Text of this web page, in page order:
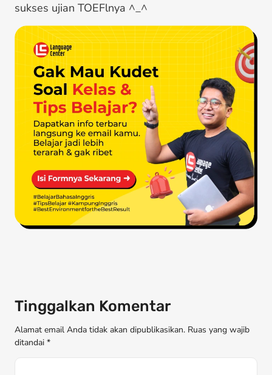
sukses ujian TOEFlnya ^_^
Tinggalkan Komentar
Alamat email Anda tidak akan dipublikasikan. Ruas yang wajib
ditandai *